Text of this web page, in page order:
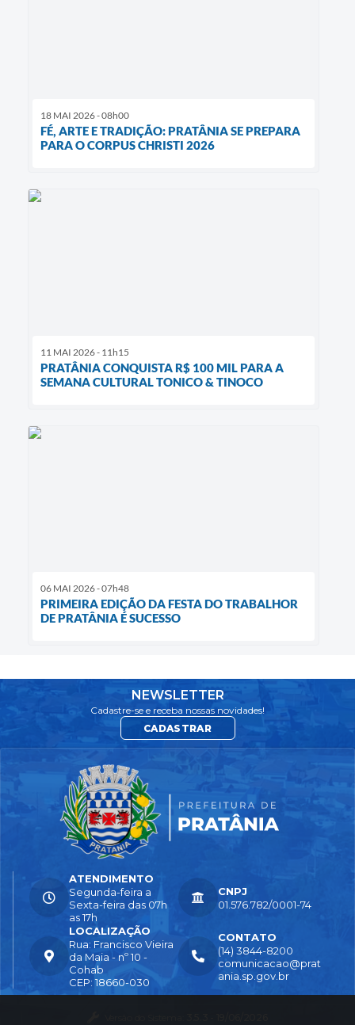
18 MAI 2026 - 08h00
FÉ, ARTE E TRADIÇÃO: PRATÂNIA SE PREPARA
PARA O CORPUS CHRISTI 2026
11 MAI 2026 - 11h15
PRATÂNIA CONQUISTA R$ 100 MIL PARA A
SEMANA CULTURAL TONICO & TINOCO
06 MAI 2026 - 07h48
PRIMEIRA EDIÇÃO DA FESTA DO TRABALHOR
DE PRATÂNIA É SUCESSO
NEWSLETTER
Cadastre-se e receba nossas novidades!
CADASTRAR
LOCALIZAÇÃO
Rua: Francisco Vieira
da Maia - nº 10 -
Cohab
CEP: 18660-030
CONTATO
(14) 3844-8200
comunicacao@prat
ania.sp.gov.br
ATENDIMENTO
Segunda-feira a
Sexta-feira das 07h
as 17h
CNPJ
01.576.782/0001-74